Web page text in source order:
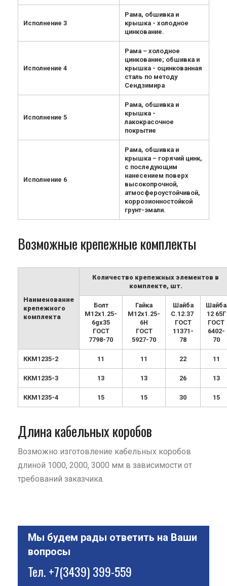
Исполнение 3
Рама, обшивка и
крышка - холодное
цинкование.
Исполнение 4
Рама – холодное
цинкование; обшивка и
крышка - оцинкованная
сталь по методу
Сендзимира
Исполнение 5
Рама, обшивка и
крышка -
лакокрасочное
покрытие
Исполнение 6
Рама, обшивка и
крышка – горячий цинк,
с последующим
нанесением поверх
высокопрочной,
атмосфероустойчивой,
коррозионностойкой
грунт-эмали.
Возможные крепежные комплекты
Наименование
крепежного
комплекта
Количество крепежных элементов в
комплекте, шт.
Болт
М12х1.25-
6gx35
ГОСТ
7798-70
Гайка
М12х1.25-
6H
ГОСТ
5927-70
Шайба
С.12.37
ГОСТ
11371-
78
Шайба
12 65Г
ГОСТ
6402-
70
ККМ1235-2 11 11 22 11
ККМ1235-3 13 13 26 13
ККМ1235-4 15 15 30 15
Длина кабельных коробов
Возможно изготовление кабельных коробов
длиной 1000, 2000, 3000 мм в зависимости от
требований заказчика.
Мы будем рады ответить на Ваши
вопросы
Тел.+7(3439) 399-559